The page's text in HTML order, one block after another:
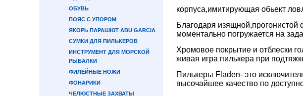
ОБУВЬ
ПОЯС С УПОРОМ
ЯКОРЬ ПАРАШЮТ ABU GARCIA
СУМКИ ДЛЯ ПИЛЬКЕРОВ
ИНСТРУМЕНТ ДЛЯ МОРСКОЙ
РЫБАЛКИ
ФИЛЕЙНЫЕ НОЖИ
ФОНАРИКИ
ЧЕЛЮСТНЫЕ ЗАХВАТЫ
корпуса,имитирующая обьект
Благодаря
моментально погружается на
Хромовое покрытие и отблески
живая игра пилькера при
Пилькеры Fladen- это
высочайшее качество по